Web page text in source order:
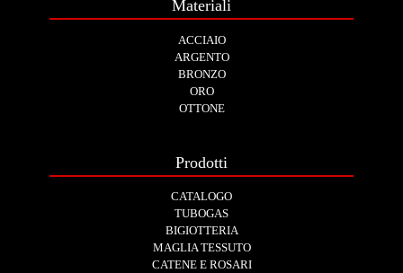
Materiali
ACCIAIO
ARGENTO
BRONZO
ORO
OTTONE
Prodotti
CATALOGO
TUBOGAS
BIGIOTTERIA
MAGLIA TESSUTO
CATENE E ROSARI